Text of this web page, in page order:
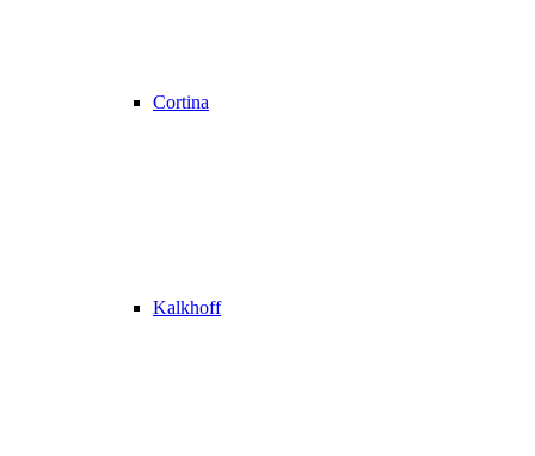
Cortina
Kalkhoff